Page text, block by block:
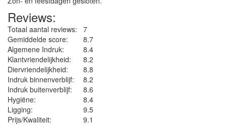
Reviews:
Totaal aantal reviews:
7
Gemiddelde score:
8.7
Algemene Indruk:
8.4
Klantvriendelijkheid:
8.2
Diervriendelijkheid:
8.8
Indruk binnenverblijf:
8.2
Indruk buitenverblijf:
8.6
Hygiëne‎:
8.4
Ligging:
9.5
Prijs/Kwaliteit:
9.1